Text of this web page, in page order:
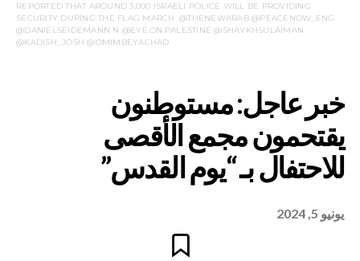
REPORTED THAT AROUND 3,000 ISRAELI POLICE WILL BE PROVIDING
SECURITY DURING THE FLAG MARCH. @THENEWARAB @PEACENOW_ENG
@DANIELSEIDEMANN N @EYE.ON.PALESTINE @SHAYKHSULAIMAN
@KADISH_JOSH @OMIMBEYACHAD
يونيو 5, 2024